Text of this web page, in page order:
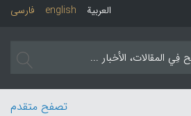
فارسی english العربیة
تصفح متقدم